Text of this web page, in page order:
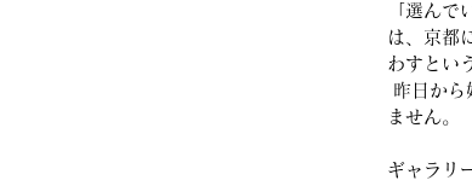
「選ん
は、京都
わすとい
ません。
ギャラリ